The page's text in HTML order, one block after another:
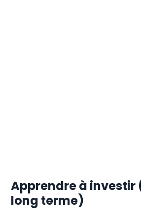
Apprendre à investir
long terme)